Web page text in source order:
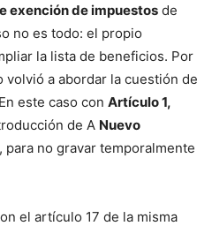
exención de impuestos de
no es todo: el propio
la lista de beneficios. Por
a abordar la cuestión de
este caso con Artículo 1,
de A Nuevo
para no gravar temporalmente
el artículo 17 de la misma